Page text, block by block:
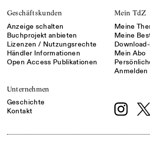
Geschäftskunden
Anzeige schalten
Buchprojekt anbieten
Lizenzen / Nutzungsrechte
Händler Informationen
Open Access Publikationen
Mein TdZ
Meine
Meine
Mein Abo
Anmelden
Unternehmen
Geschichte
Kontakt